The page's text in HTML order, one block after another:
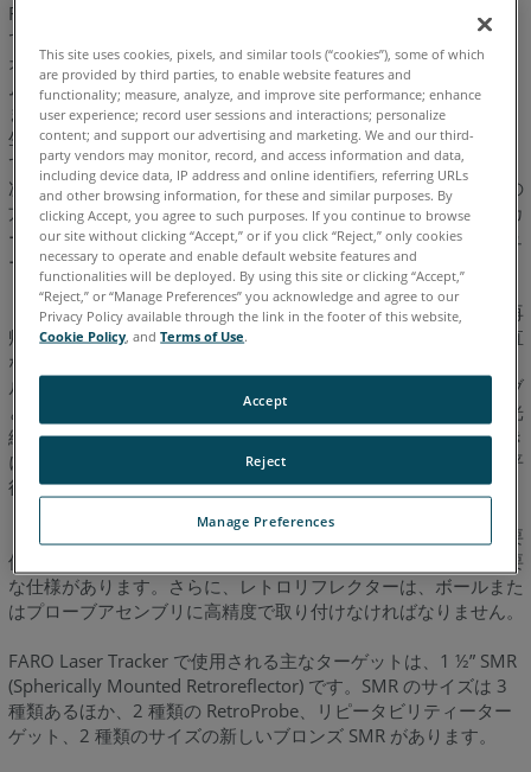
FARO Laser Tracker は、レーザー光線と 2 つの角度エンコーダ
で光学ターゲットの 3 次元の位置を測定します。トラッカーに
オプションの干渉計 (IFM) が取り付けられている場合は、ヘリウ
ムネオン (HeNe) レーザーを照射し、それがターゲットに反射し
ます。ADM 専用のトラッカーには、同じの波長の赤色の光線を
生成するレーザーダイオードがあります。 トラッカーは、戻っ
て来る光線の位置を検出し、それに従います。ターゲットの 3
次元の位置が、ターゲットまでの距離、および角度エンコーダの
方位角と天頂角から計算されます。本書では、レーザートラッカ
ーのターゲットの仕様、推奨用途、お手入れおよびトラブルシュ
ーティングについて説明します。
トラッカーの光学ターゲットは、レトロリフレクター（または再
帰反射器）と呼ばれます。レトロリフレクターには、互いに垂直
な、3 つの隣接する反射率の高いパネルがあります。3 つのパネ
ルがキューブの内側の角のように見えるため、コーナーキューブ
と呼ばれることもあります。レトロリフレクターは、すべての光
線を平行なパスに反射するため、トラッカーの光線は、その向き
にかかわらず、リフレクターに平行に入り、リフレクターから平
行に出て、トラッカーに戻ります。
トラッカーでレトロリフレクターを使用するには、いくつかの要
件があります。反射率、二面角および偏光特性には、すべて重要
な仕様があります。さらに、レトロリフレクターは、ボールまた
はプローブアセンブリに高精度で取り付けなければなりません。
FARO Laser Tracker で使用される主なターゲットは、1 ½” SMR
(Spherically Mounted Retroreflector) です。SMR のサイズは 3
種類あるほか、2 種類の RetroProbe、リピータビリティーター
ゲット、2 種類のサイズの新しいブロンズ SMR があります。
This site uses cookies, pixels, and similar tools (“cookies”), some of which
are provided by third parties, to enable website features and
functionality; measure, analyze, and improve site performance; enhance
user experience; record user sessions and interactions; personalize
content; and support our advertising and marketing. We and our third-
party vendors may monitor, record, and access information and data,
including device data, IP address and online identifiers, referring URLs
and other browsing information, for these and similar purposes. By
clicking Accept, you agree to such purposes. If you continue to browse
our site without clicking “Accept,” or if you click “Reject,” only cookies
necessary to operate and enable default website features and
functionalities will be deployed. By using this site or clicking “Accept,”
“Reject,” or “Manage Preferences” you acknowledge and agree to our
Privacy Policy available through the link in the footer of this website,
Cookie Policy , andTerms of Use.
Manage Preferences
Reject
Accept